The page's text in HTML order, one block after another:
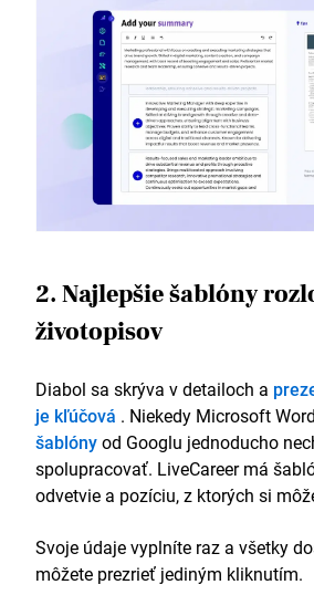
2. Najlepšie šablóny
životopisov
Diabol sa skrýva v detailoch a
je kľúčová . Niekedy Microsoft
šablónyod Googlu jednoducho
spolupracovať. LiveCareer má
odvetvie a pozíciu, z ktorých si
Svoje údaje vyplníte raz a všetky
môžete prezrieť jediným kliknutím.